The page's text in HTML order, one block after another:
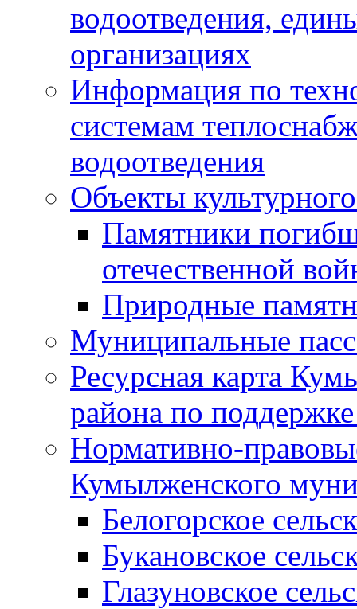
водоотведения,
организациях
Информация по
системам
водоотведения
Объекты
Памятники
отечественной
Природные
Муниципальные
Ресурсная карта
района по
Нормативно-
Кумылженского
Белогорское
Букановское
Глазуновское